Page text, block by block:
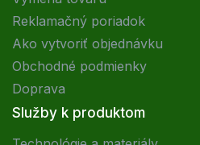
Reklamačný poriadok
Ako vytvoriť objednávku
Obchodné podmienky
Doprava
Služby k produktom